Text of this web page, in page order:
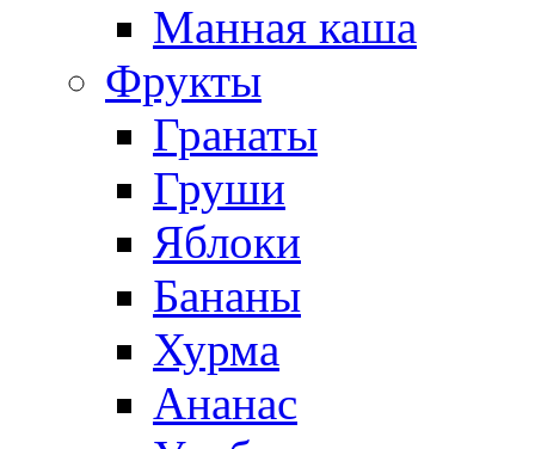
Манная каша
Фрукты
Гранаты
Груши
Яблоки
Бананы
Хурма
Ананас